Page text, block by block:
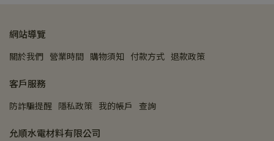
網站導覽
關於我們 營業時間 購物須知 付款方式 退款政策
客戶服務
防詐騙提醒 隱私政策 我的帳戶 查詢
允順水電材料有限公司